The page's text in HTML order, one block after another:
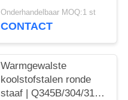
staaf
42CrMo/4140/SAE
Onderhandelbaar MOQ:1 st
CONTACT
Warmgewalste
koolstofstalen ronde
staaf | Q345B/304/316